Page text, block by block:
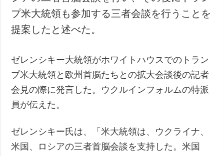
プ米大統領も参加する三者会談を行うことを
提案したと述べた。
ゼレンシキー大統領がホワイトハウスでのトラン
プ米大統領と欧州首脳たちとの拡大会談後の記者
会見の際に発言した。ウクルインフォルムの特派
員が伝えた。
ゼレンシキー氏は、「米大統領は、ウクライナ、
米国、ロシアの三者首脳会談を支持した。米国